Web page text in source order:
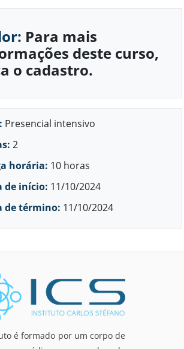
Para mais
deste curso,
o cadastro.
Presencial intensivo
2
horária: 10 horas
de início: 11/10/2024
de término: 11/10/2024
é formado por um corpo de